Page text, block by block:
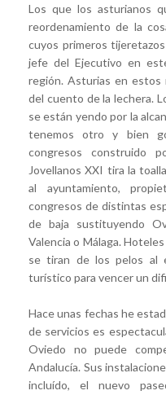
Los que los asturianos
reordenamiento de la
cuyos primeros
jefe del Ejecutivo en
región. Asturias en estos
del cuento de la lechera.
se están yendo por la
tenemos otro y bien
congresos construido
Jovellanos XXI tira la
al ayuntamiento,
congresos de distintas
de baja sustituyendo
Valencia o Málaga.
se tiran de los pelos al
turístico para vencer un
Hace unas fechas he
de servicios es
Oviedo no puede
Andalucía. Sus
incluído, el nuevo